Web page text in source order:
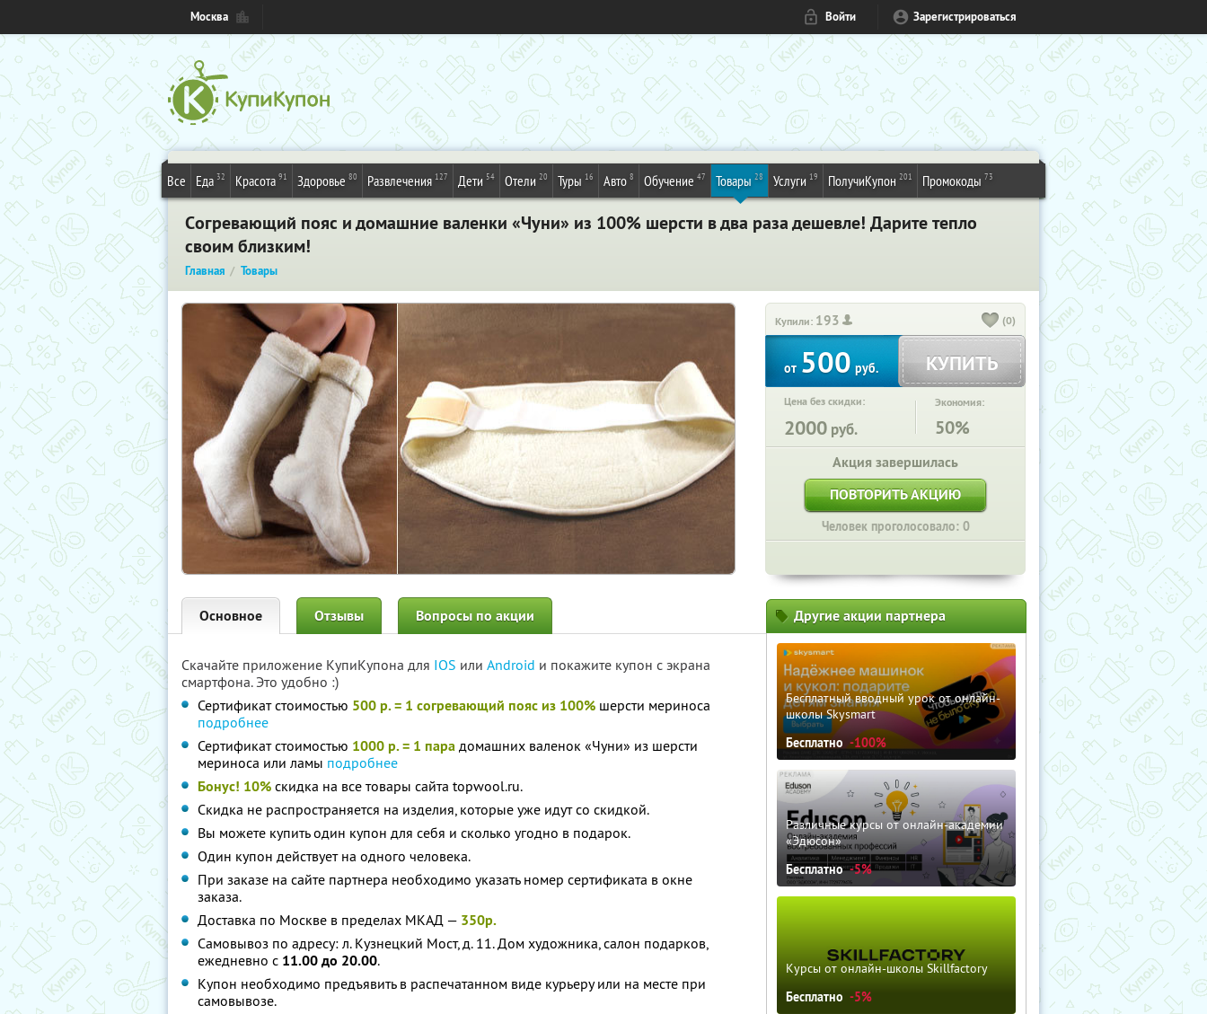
Москва Войти Зарегистрироваться
Все Еда 32 Красота 91 Здоровье 80 Развлечения 127 Дети 54 Отели 20 Туры 16 Авто 8 Обучение 47 Товары 28 Услуги 19 ПолучиКупон 201 Промокоды 73
Cогревающий пояс и домашние валенки «Чуни» из 100% шерсти в два раза дешевле! Дарите тепло
своим близким!
Главная Товары
Купили: 193 (0)
от500руб. КУПИТЬ
Цена без скидки:
2000 руб.
Экономия:
50%
Акция завершилась
ПОВТОРИТЬ АКЦИЮ
Человек проголосовало: 0
Основное Отзывы Вопросы по акции
Скачайте приложение КупиКупона для IOS или Android и покажите купон с экрана
смартфона. Это удобно :)
Сертификат стоимостью 500 р. = 1 согревающий пояс из 100% шерсти мериноса
подробнее
Сертификат стоимостью 1000 р. = 1 пара домашних валенок «Чуни» из шерсти
мериноса или ламы подробнее
Бонус! 10% скидка на все товары сайта topwool.ru.
Скидка не распространяется на изделия, которые уже идут со скидкой.
Вы можете купить один купон для себя и сколько угодно в подарок.
Один купон действует на одного человека.
При заказе на сайте партнера необходимо указать номер сертификата в окне
заказа.
Доставка по Москве в пределах МКАД — 350р.
Самовывоз по адресу: л. Кузнецкий Мост, д. 11. Дом художника, салон подарков,
ежедневно с 11.00 до 20.00.
Купон необходимо предъявить в распечатанном виде курьеру или на месте при
самовывозе.
Другие акции партнера
Бесплатный вводный урок от онлайн-
школы Skysmart
Бесплатно -100%
Различные курсы от онлайн-академии
«Эдюсон»
Бесплатно -5%
Курсы от онлайн-школы Skillfactory
Бесплатно -5%